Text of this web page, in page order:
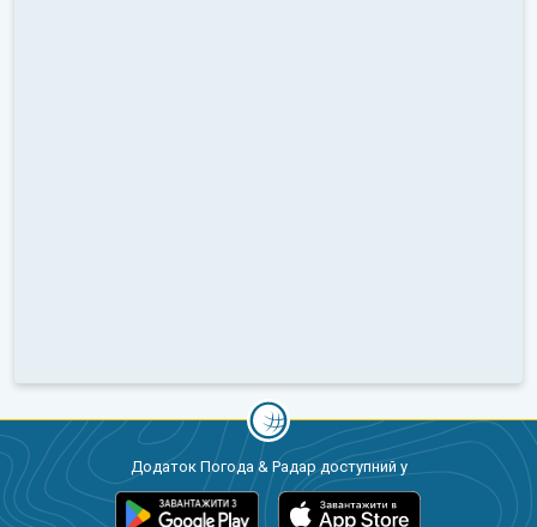
Додаток Погода & Радар доступний у